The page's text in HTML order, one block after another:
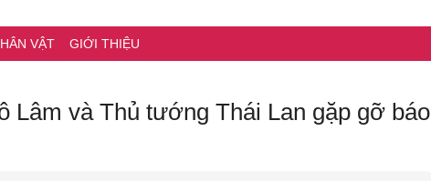
VẬT GIỚI THIỆU
Lâm và Thủ tướng Thái Lan gặp gỡ báo